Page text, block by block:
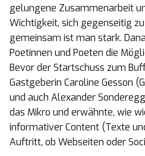
gelungene Zusammenarbeit
Wichtigkeit, sich gegenseitig
gemeinsam ist man stark.
Poetinnen und Poeten die
Bevor der Startschuss zum
Gastgeberin Caroline Gesson
und auch Alexander
das Mikro und erwähnte, wie
informativer Content (Texte
Auftritt, ob Webseiten oder